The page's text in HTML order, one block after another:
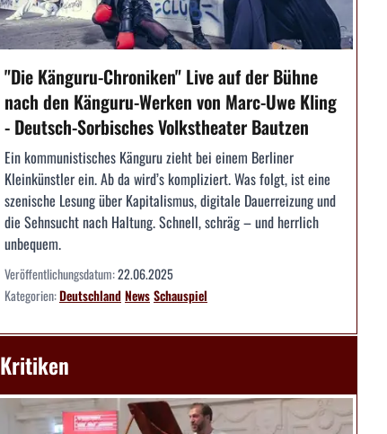
"Die Känguru-Chroniken" Live auf der Bühne
nach den Känguru-Werken von Marc-Uwe Kling
- Deutsch-Sorbisches Volkstheater Bautzen
Ein kommunistisches Känguru zieht bei einem Berliner
Kleinkünstler ein. Ab da wird’s kompliziert. Was folgt, ist eine
szenische Lesung über Kapitalismus, digitale Dauerreizung und
die Sehnsucht nach Haltung. Schnell, schräg – und herrlich
unbequem.
Veröffentlichungsdatum:22.06.2025
Kategorien:DeutschlandNewsSchauspiel
Kritiken